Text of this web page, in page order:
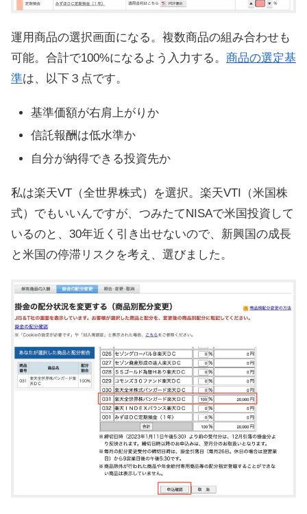
運用商品の選択画面になる。複数商品の組み合わせも
可能。合計で100%になるよう入力する。 商品の選定基
準は、以下３点です。
基準価額が右肩上がりか
信託報酬は低水準か
自分が納得できる投資先か
私は楽天VT（全世界株式）を選択。楽天VTI（米国株
式）でもいいんですが、つみたてNISAで米国投資して
いるのと、30年近く引き出せないので、新興国の成長
と米国の停滞リスクを考え、選びました。